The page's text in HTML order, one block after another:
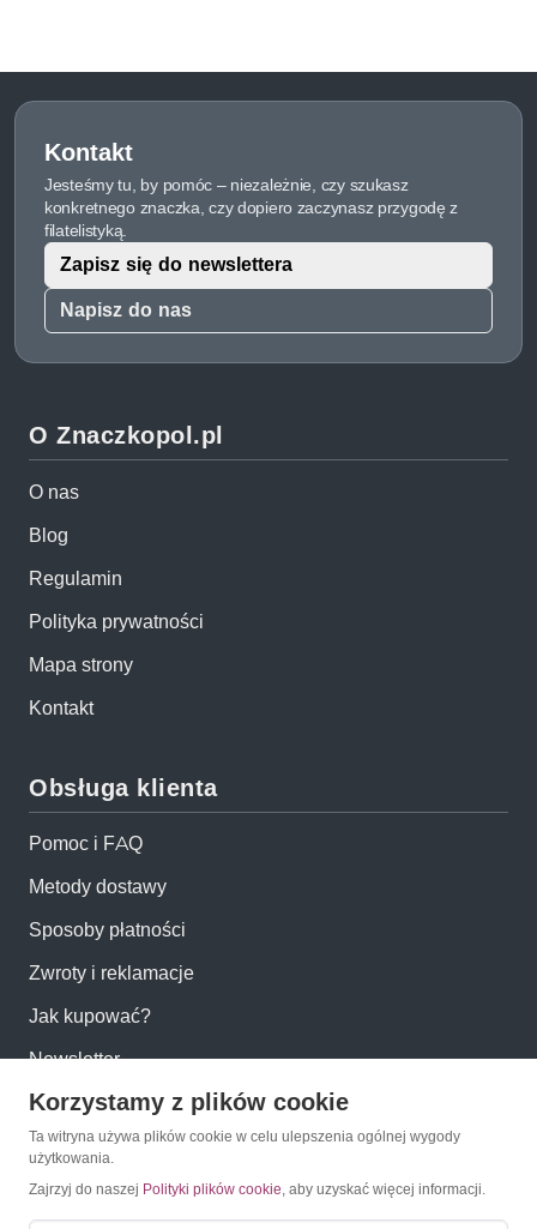
Kontakt
Jesteśmy tu, by pomóc – niezależnie, czy szukasz
konkretnego znaczka, czy dopiero zaczynasz przygodę z
filatelistyką.
Napisz do nas
Zapisz się do newslettera
O Znaczkopol.pl
O nas
Blog
Regulamin
Polityka prywatności
Mapa strony
Kontakt
Obsługa klienta
Pomoc i FAQ
Metody dostawy
Sposoby płatności
Zwroty i reklamacje
Jak kupować?
Newsletter
Konto
Moje konto
Korzystamy z plików cookie
Ta witryna używa plików cookie w celu ulepszenia ogólnej wygody
użytkowania.
Zajrzyj do naszej Polityki plików cookie, aby uzyskać więcej informacji.